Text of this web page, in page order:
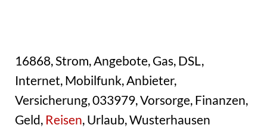
16868, Strom, Angebote, Gas, DSL,
Internet, Mobilfunk, Anbieter,
Versicherung, 033979, Vorsorge, Finanzen,
Geld, Reisen, Urlaub, Wusterhausen